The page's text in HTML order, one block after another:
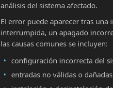
análisis del sistema afectado.
El error puede aparecer tras
interrumpida, un apagado
las causas comunes se incluyen:
configuración incorrecta del
entradas no válidas o